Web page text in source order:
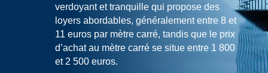
verdoyant et tranquille qui propose des
loyers abordables, généralement entre 8 et
11 euros par mètre carré, tandis que le prix
d’achat au mètre carré se situe entre 1 800
et 2 500 euros.